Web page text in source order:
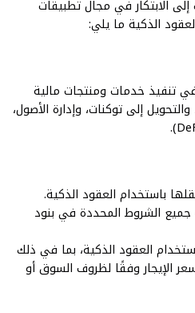
الابتكار في مجال تطبيقات
الذكية ما يلي:
تنفيذ خدمات ومنتجات مالية
إلى توكنات، وإدارة الأصول،
باستخدام العقود الذكية.
الشروط المحددة في بنود
العقود الذكية، بما في ذلك
الإيجار وفقًا لظروف السوق أو